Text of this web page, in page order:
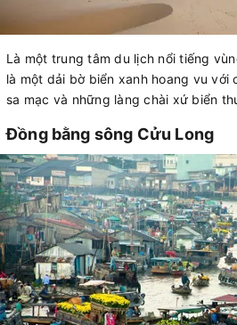
Là một trung tâm du lịch nổi tiếng
là một dải bờ biển xanh hoang vu
sa mạc và những làng chài xứ biển
Đồng bằng sông Cửu Long